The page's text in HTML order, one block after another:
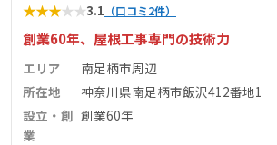
★★★★★3.1 （口コミ2件）
創業60年、屋根工事専門の技術力
エリア
南足柄市周辺
所在地
神奈川県南足柄市飯沢412番地1
設立・創
業
創業60年